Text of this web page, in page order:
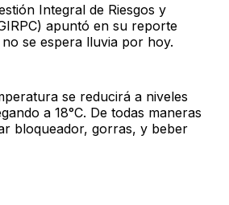
Integral de Riesgos y
apuntó en su reporte
se espera lluvia por hoy.
se reducirá a niveles
a 18°C. De todas maneras
bloqueador, gorras, y beber